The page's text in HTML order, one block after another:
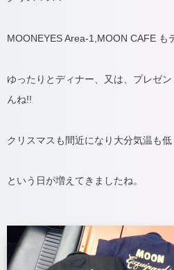
MOONEYES Area-1,MOON CAFE も
ゆったりとディナー、又は、プレゼ
んね!!
クリスマスも間近になり大分気温も
という日が増えてきましたね。